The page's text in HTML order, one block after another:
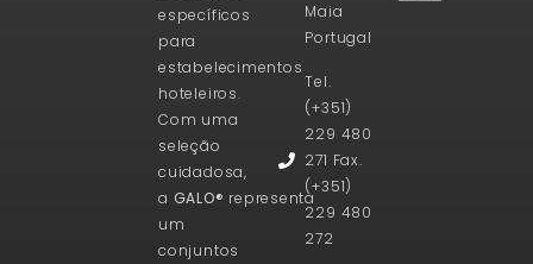
específicos
para
estabelecimentos
hoteleiros.
Com uma
seleção
cuidadosa,
a GALO® representa
um
conjuntos
Maia
Portugal
Tel.
(+351)
229 480
271 Fax.
(+351)
229 480
272